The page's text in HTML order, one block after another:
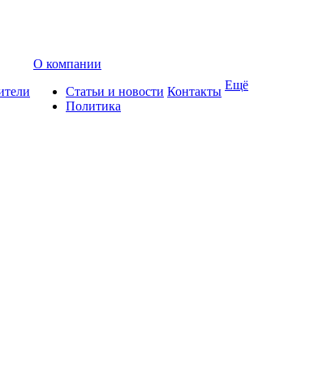
О компании
Статьи и новости
Политика
Контакты Ещё